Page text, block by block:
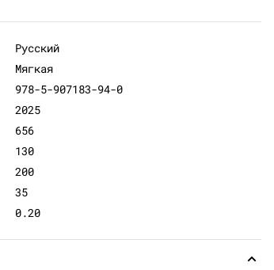
Русский
Мягкая
978-5-907183-94-0
2025
656
130
200
35
0.20